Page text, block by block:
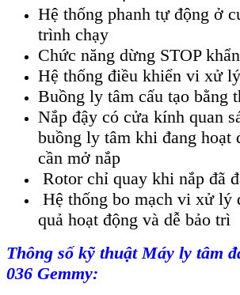
Hệ thống phanh tự động ở
trình chạy
Chức năng dừng STOP
Hệ thống điều khiển vi xử lý
Buồng ly tâm cấu tạo bằng
Nắp đậy có cửa kính quan
buồng ly tâm khi đang hoạt
cần mở nắp
Rotor chỉ quay khi nắp đã
Hệ thống bo mạch vi xử lý
quả hoạt động và dễ bảo trì
Thông số kỹ thuật Máy ly tâm
036 Gemmy: